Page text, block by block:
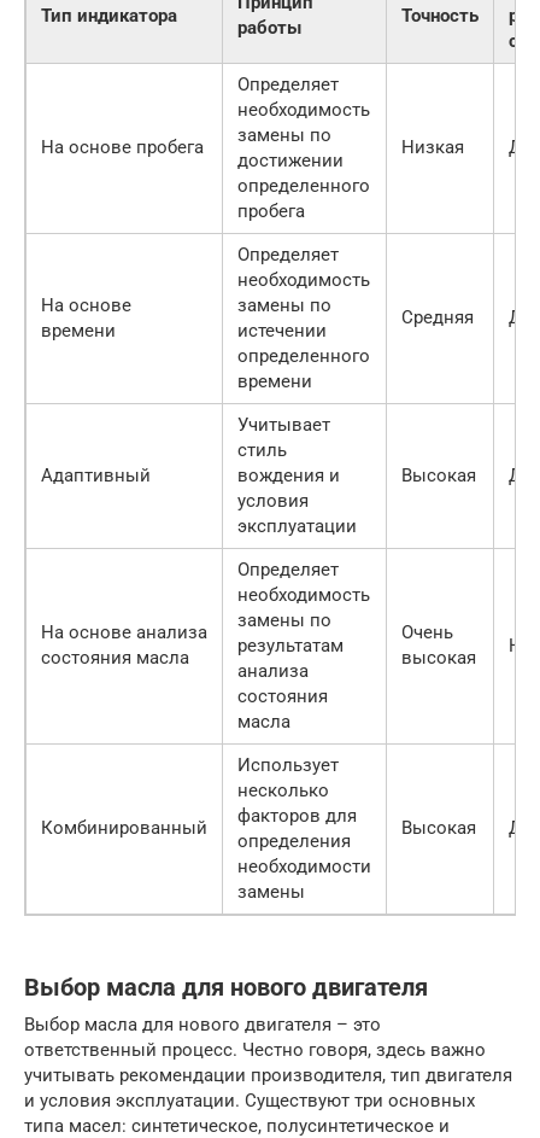
Тип индикатора
работы
Точность
На основе пробега
Определяет
необходимость
замены по
достижении
определенного
пробега
Низкая Да
На основе
времени
Определяет
необходимость
замены по
истечении
определенного
времени
Средняя Да
Адаптивный
Учитывает
стиль
вождения и
условия
эксплуатации
Высокая Да
На основе анализа
состояния масла
Определяет
необходимость
замены по
результатам
анализа
состояния
масла
Очень
высокая
Нет
Комбинированный
Использует
несколько
факторов для
определения
необходимости
замены
Высокая Да
Выбор масла для нового двигателя
Выбор масла для нового двигателя – это
ответственный процесс. Честно говоря, здесь важно
учитывать рекомендации производителя, тип двигателя
и условия эксплуатации. Существуют три основных
типа масел: синтетическое, полусинтетическое и